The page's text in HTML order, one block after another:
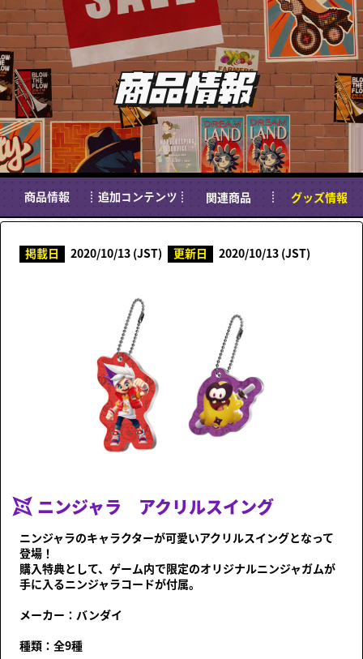
ニンジャラとは？
ニンジャラとは？
シーズン情報
お知らせ
Language
商品情報
商品情報 追加コンテンツ 関連商品 グッズ情報
掲載日 2020/10/13 (JST) 更新日 2020/10/13 (JST)
ニンジャラ アクリルスイング
ニンジャラのキャラクターが可愛いアクリルスイングとなって
登場！
購入特典として、ゲーム内で限定のオリジナルニンジャガムが
手に入るニンジャラコードが付属。
メーカー：バンダイ
種類：全9種